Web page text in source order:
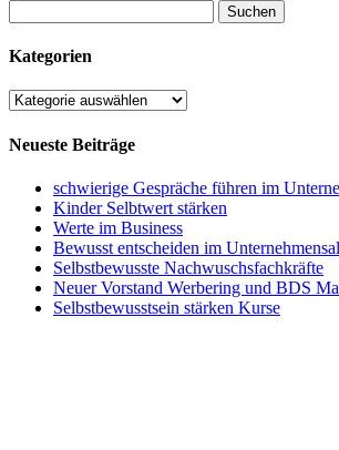
nach:
Kategorien
Kategorien
Neueste Beiträge
schwierige Gespräche führen im
Kinder Selbtwert stärken
Werte im Business
Bewusst entscheiden im
Selbstbewusste Nachwuschsfachkräfte
Neuer Vorstand Werbering und BDS
Selbstbewusstsein stärken Kurse